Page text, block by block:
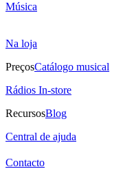
Música
Na loja
PreçosCatálogo musical
Rádios In-store
RecursosBlog
Central de ajuda
Contacto